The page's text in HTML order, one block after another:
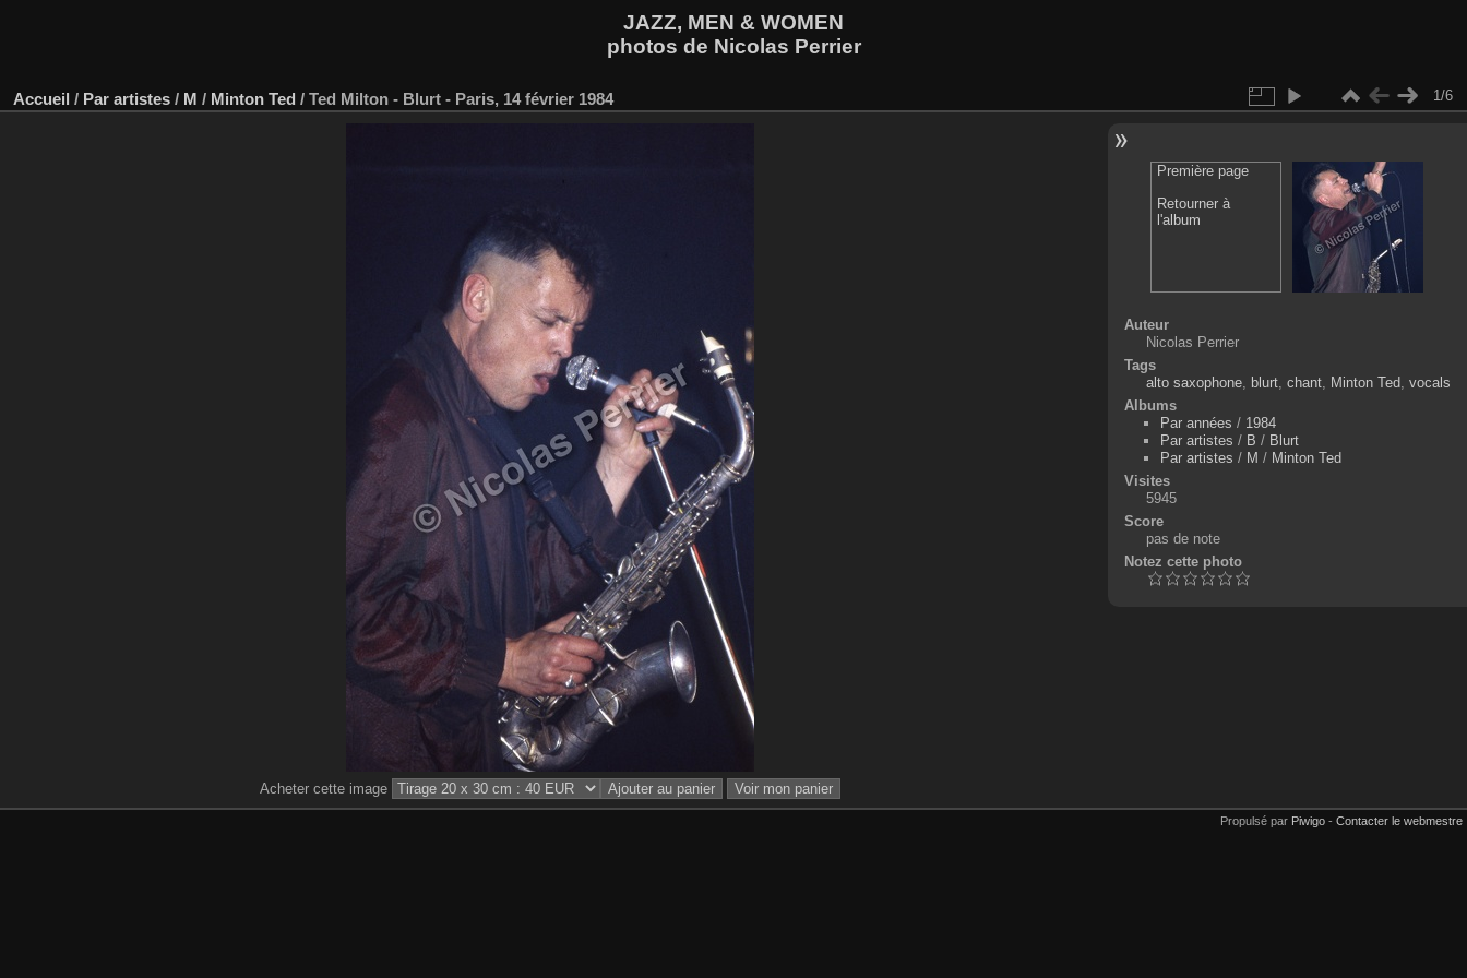
JAZZ, MEN & WOMEN
photos de Nicolas Perrier
Accueil / Par artistes / M / Minton Ted / Ted Milton - Blurt - Paris, 14 février 1984 1/6
Acheter cette image
Première page
Retourner à
l'album
Auteur
Nicolas Perrier
Tags
alto saxophone, blurt, chant, Minton Ted vocals
Albums
Par années / 1984
Par artistes / B / Blurt
Par artistes / M / Minton Ted
Visites
5945
Score
pas de note
Notez cette photo
Propulsé par Piwigo - Contacter le webmestre